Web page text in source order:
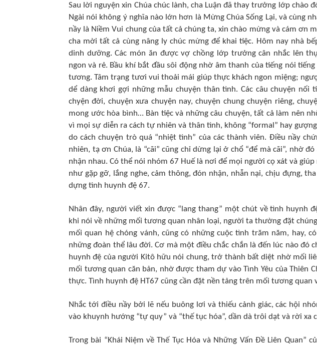
Sau lời nguyện xin Chúa chúc lành, cha Luận đã thay trưởng lớp chào
Ngài nói không ý nghĩa nào lớn hơn là Mừng Chúa Sống Lại, và cùng
nầy là Niềm Vui chung của tất cả chúng ta, xin chào mừng và cám ơn
cha mời tất cả cùng nâng ly chúc mừng để khai tiệc. Hôm nay nhà
dinh dưỡng. Các món ăn được vợ chồng lớp trưởng cân nhắc lên
ngon và rẻ. Bầu khí bắt đầu sôi động nhờ âm thanh của tiếng nói
tương. Tâm trạng tươi vui thoải mái giúp thực khách ngon miệng;
dể dàng khơi gợi những mẫu chuyện thân tình. Các câu chuyện nối
chyện đời, chuyện xưa chuyện nay, chuyện chung chuyện riêng,
mong ước hòa bình… Bàn tiệc và những câu chuyện, tất cả làm nên
vì mọi sự diễn ra cách tự nhiên và thân tình, không “formal” hay
do cách chuyện trò quá “nhiệt tình” của các thành viên. Điều nầy
nhiên, tạ ơn Chúa, là “cãi” cũng chỉ dừng lại ở chổ “để mà cãi”, nhờ
nhận nhau. Có thể nói nhóm 67 Huế là nơi để mọi người cọ xát và
như gặp gỡ, lắng nghe, cảm thông, đón nhận, nhẫn nại, chịu đựng,
dựng tình huynh đệ 67.
Nhân đây, người viết xin được “lang thang” một chút về tình huynh
khi nói về những mối tương quan nhân loại, người ta thường đặt
mối quan hệ chóng vánh, cũng có những cuộc tình trăm năm, hay,
những đoàn thể lâu đời. Cơ mà một điều chắc chắn là đến lúc nào đó
huynh đệ của người Kitô hữu nói chung, trở thành bất diệt nhờ mối
mối tương quan căn bản, nhờ được tham dự vào Tình Yêu của Thiên
thực. Tình huynh đệ HT67 cũng cần đặt nền tảng trên mối tương quan
Nhắc tới điều nầy bởi lẽ nếu buông lơi và thiếu cảnh giác, các hội
vào khuynh hướng “tự quy” và “thế tục hóa”, dần dà trôi dạt và rời xa
Trong bài “Khái Niệm về Thế Tục Hóa và Những Vấn Đề Liên Quan”